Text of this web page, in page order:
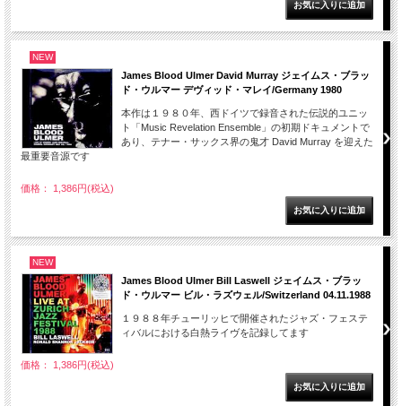
NEW
James Blood Ulmer David Murray ジェイムス・ブラッ
ド・ウルマー デヴィッド・マレイ/Germany 1980
本作は１９８０年、西ドイツで録音された伝説的ユニッ
ト「Music Revelation Ensemble」の初期ドキュメントで
あり、テナー・サックス界の鬼才 David Murray を迎えた
最重要音源です
価格： 1,386円(税込)
NEW
James Blood Ulmer Bill Laswell ジェイムス・ブラッ
ド・ウルマー ビル・ラズウェル/Switzerland 04.11.1988
１９８８年チューリッヒで開催されたジャズ・フェステ
ィバルにおける白熱ライヴを記録してます
価格： 1,386円(税込)